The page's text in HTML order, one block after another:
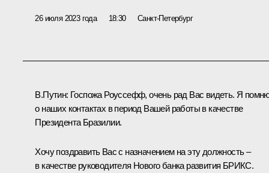
26 июля 2023 года 18:30 Санкт-Петербург
В.Путин: Госпожа Роуссефф, очень рад Вас видеть. Я
о наших контактах в период Вашей работы в качестве
Президента Бразилии.
Хочу поздравить Вас с назначением на эту должность –
в качестве руководителя Нового банка развития БРИКС.